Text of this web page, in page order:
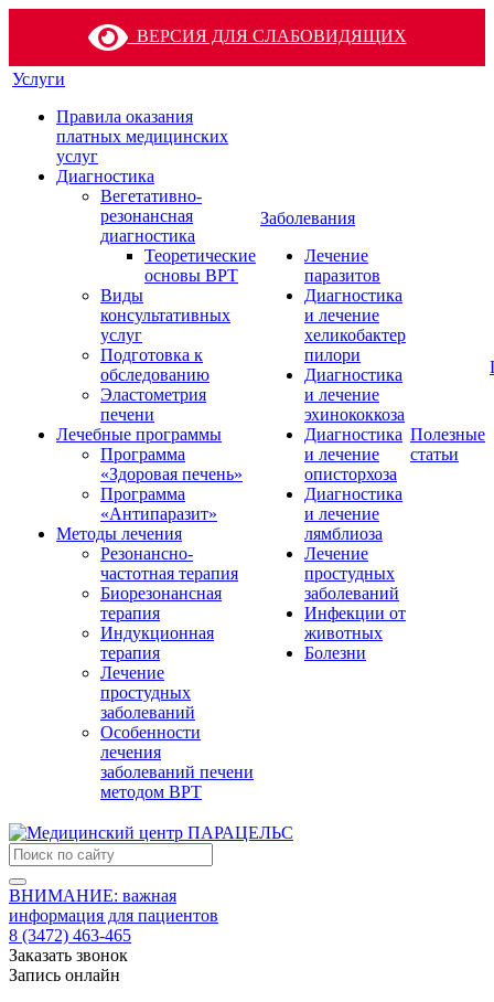
ВЕРСИЯ ДЛЯ СЛАБОВИДЯЩИХ
Услуги
Правила оказания
платных медицинских
услуг
Диагностика
Вегетативно-
резонансная
диагностика
Теоретические
основы ВРТ
Виды
консультативных
услуг
Подготовка к
обследованию
Эластометрия
печени
Лечебные программы
Программа
«Здоровая печень»
Программа
«Антипаразит»
Методы лечения
Резонансно-
частотная терапия
Биорезонансная
терапия
Индукционная
терапия
Лечение
простудных
заболеваний
Особенности
лечения
заболеваний печени
методом ВРТ
Заболевания
Лечение
паразитов
Диагностика
и лечение
хеликобактер
пилори
Диагностика
и лечение
эхинококкоза
Диагностика
и лечение
описторхоза
Диагностика
и лечение
лямблиоза
Лечение
простудных
заболеваний
Инфекции от
животных
Болезни
Полезные
статьи
ВНИМАНИЕ: важная
информация для пациентов
8 (3472) 463-465
Заказать звонок
Запись онлайн